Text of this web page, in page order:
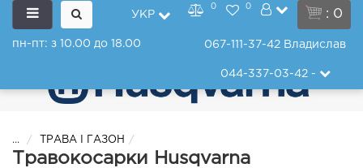
: 0
УКР
0 0
пн-пт: з 10.00 до 18.00 067-111-37-42 Владислав
044-337-03-42-
... ТРАВА І ГАЗОН
Травокосарки Husqvarna